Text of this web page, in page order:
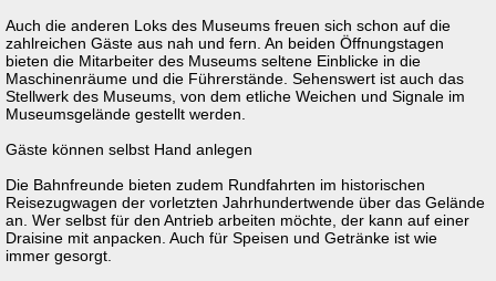
Auch die anderen Loks des Museums freuen sich schon auf die
zahlreichen Gäste aus nah und fern. An beiden Öffnungstagen
bieten die Mitarbeiter des Museums seltene Einblicke in die
Maschinenräume und die Führerstände. Sehenswert ist auch das
Stellwerk des Museums, von dem etliche Weichen und Signale im
Museumsgelände gestellt werden.
Gäste können selbst Hand anlegen
Die Bahnfreunde bieten zudem Rundfahrten im historischen
Reisezugwagen der vorletzten Jahrhundertwende über das Gelände
an. Wer selbst für den Antrieb arbeiten möchte, der kann auf einer
Draisine mit anpacken. Auch für Speisen und Getränke ist wie
immer gesorgt.